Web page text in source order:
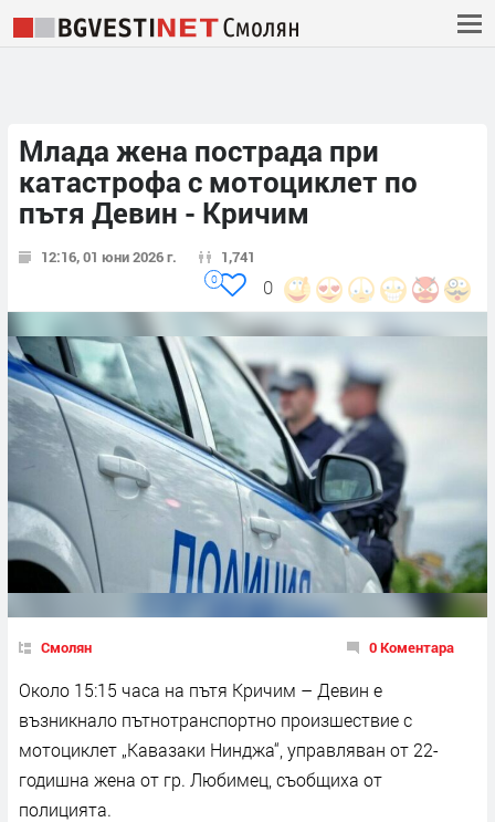
Млада жена пострада при
катастрофа с мотоциклет по
пътя Девин - Кричим
12:16, 01 юни 2026 г. 1,741
0
0
Смолян 0 Коментара
Около 15:15 часа на пътя Кричим – Девин е
възникнало пътнотранспортно произшествие с
мотоциклет „Кавазаки Нинджа“, управляван от 22-
годишна жена от гр. Любимец, съобщиха от
полицията.